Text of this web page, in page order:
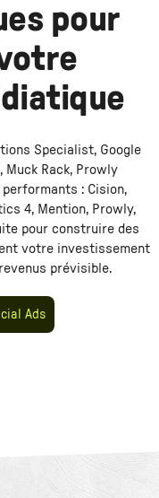
pour
Specialist, Google
Rack, Prowly
performants : Cision,
4, Mention, Prowly,
pour construire des
votre investissement
prévisible.
Ads